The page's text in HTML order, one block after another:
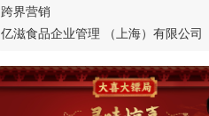
跨界营销
亿滋食品企业管理 （上海）有限公司